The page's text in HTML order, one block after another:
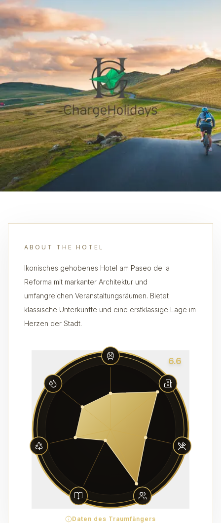
ABOUT THE HOTEL
Ikonisches gehobenes Hotel am Paseo de la
Reforma mit markanter Architektur und
umfangreichen Veranstaltungsräumen. Bietet
klassische Unterkünfte und eine erstklassige Lage im
Herzen der Stadt.
6.6
Daten des Traumfängers